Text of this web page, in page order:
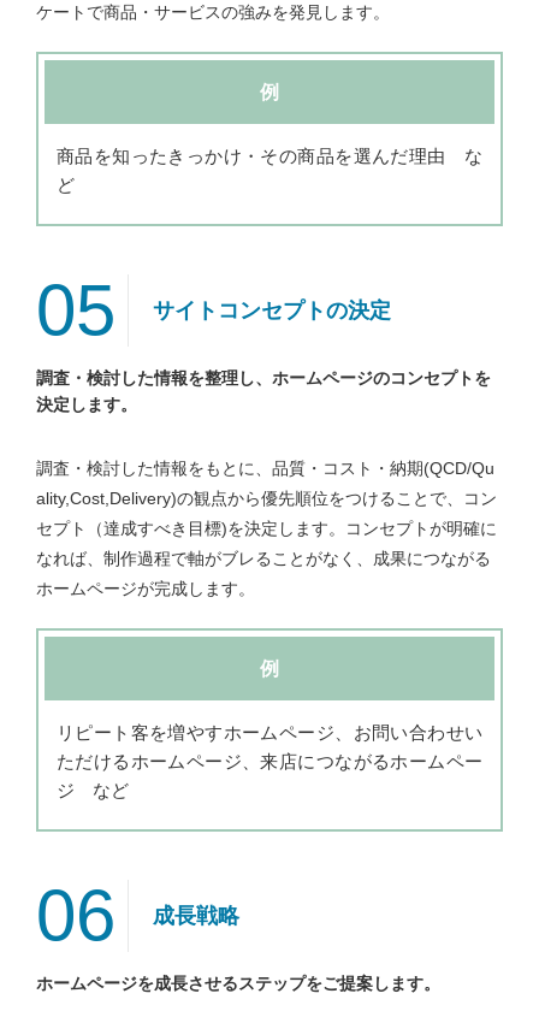
ケートで商品・サービスの強みを発見します。
例
商品を知ったきっかけ・その商品を選んだ理由 な
ど
05 サイトコンセプトの決定
調査・検討した情報を整理し、ホームページのコンセプトを
決定します。
調査・検討した情報をもとに、品質・コスト・納期(QCD/Qu
ality,Cost,Delivery)の観点から優先順位をつけることで、コン
セプト（達成すべき目標)を決定します。コンセプトが明確に
なれば、制作過程で軸がブレることがなく、成果につながる
ホームページが完成します。
例
リピート客を増やすホームページ、お問い合わせい
ただけるホームページ、来店につながるホームペー
ジ など
06 成長戦略
ホームページを成長させるステップをご提案します。